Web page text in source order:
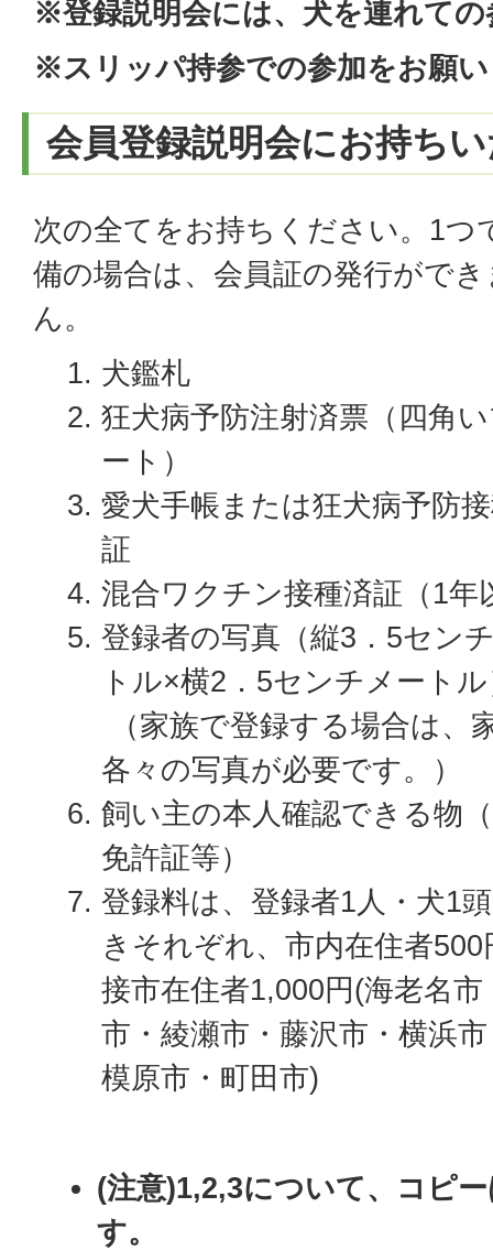
※登録説明会には、犬を連れて
※スリッパ持参での参加をお願
会員登録説明会にお持ち
次の全てをお持ちください。1つ
備の場合は、会員証の発行がで
ん。
犬鑑札
狂犬病予防注射済票（四角
ート）
愛犬手帳または狂犬病予防
証
混合ワクチン接種済証（1年
登録者の写真（縦3．5セン
トル×横2．5センチメート
（家族で登録する場合は、
各々の写真が必要です。）
飼い主の本人確認できる物
免許証等）
登録料は、登録者1人・犬1
きそれぞれ、市内在住者500
接市在住者1,000円(海老名市
市・綾瀬市・藤沢市・横浜
模原市・町田市)
(注意)1,2,3について、コピ
す。